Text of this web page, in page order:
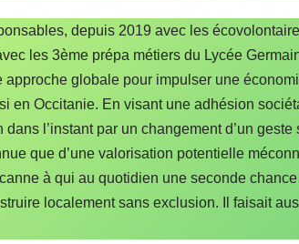
depuis 2019 avec les
les 3ème prépa métiers du Lycée
approche globale pour impulser une
en Occitanie. En visant une adhésion
l’instant par un changement d’un
que d’une valorisation potentielle
à qui au quotidien une seconde
localement sans exclusion. Il faisait